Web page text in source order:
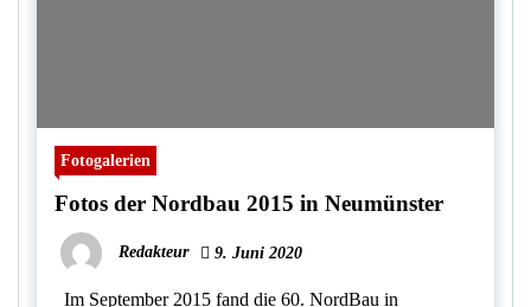
Fotogalerien
Fotos der Nordbau 2015 in Neumünster
Redakteur 9. Juni 2020
Im September 2015 fand die 60. NordBau in